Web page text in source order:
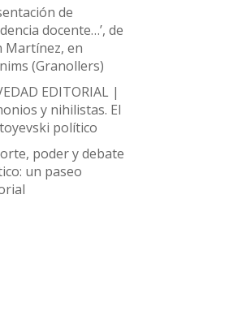
de
docente…’, de
Martínez, en
(Granollers)
EDITORIAL |
y nihilistas. El
político
poder y debate
un paseo